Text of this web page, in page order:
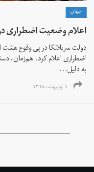
جهان
اعلام وضعیت اضطراری در
دولت سریلانکا در پی وقوع هشت
اضطراری اعلام کرد. هم‌زمان،
به دلیل...
۱ اردیبهشت ۱۳۹۸